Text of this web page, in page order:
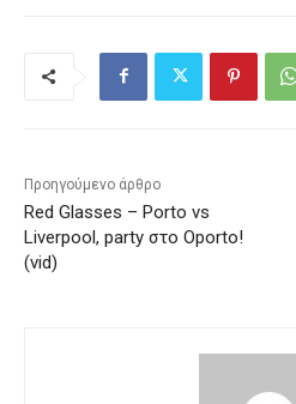
Προηγούμενο άρθρο
Red Glasses – Porto vs
Liverpool, party στο Oporto!
(vid)